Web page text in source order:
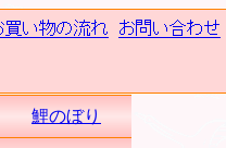
鯉のぼり